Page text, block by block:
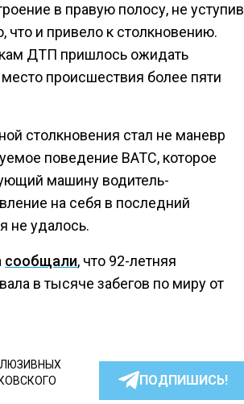
в правую полосу, не уступив
и привело к столкновению.
ДТП пришлось ожидать
происшествия более пяти
столкновения стал не маневр
поведение ВАТС, которое
машину водитель-
на себя в последний
не удалось.
сообщали, что 92-летняя
в тысяче забегов по миру от
ПОДПИШИСЬ!